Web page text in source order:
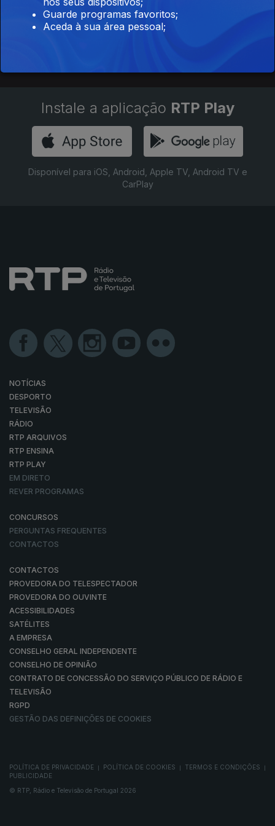
A Tua Opinião Conta vai às escolas ouvir os alunos do
secundário sobre temas da atualidade. Na estreia, o autor e
Instale a aplicação RTP Play
Disponível para iOS, Android, Apple TV, Android TV e
CarPlay
NOTÍCIAS
DESPORTO
TELEVISÃO
RÁDIO
RTP ARQUIVOS
RTP ENSINA
RTP PLAY
EM DIRETO
REVER PROGRAMAS
CONCURSOS
PERGUNTAS FREQUENTES
CONTACTOS
CONTACTOS
PROVEDORA DO TELESPECTADOR
PROVEDORA DO OUVINTE
ACESSIBILIDADES
SATÉLITES
A EMPRESA
CONSELHO GERAL INDEPENDENTE
CONSELHO DE OPINIÃO
CONTRATO DE CONCESSÃO DO SERVIÇO PÚBLICO DE RÁDIO E
TELEVISÃO
RGPD
GESTÃO DAS DEFINIÇÕES DE COOKIES
POLÍTICA DE PRIVACIDADE POLÍTICA DE COOKIES TERMOS E CONDIÇÕES
PUBLICIDADE
© RTP, Rádio e Televisão de Portugal 2026
Guarde programas favoritos;
Aceda à sua área pessoal;